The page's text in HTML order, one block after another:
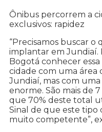
Ônibus percorrem a
exclusivos: rapidez
“Precisamos buscar
implantar em Jundiaí.
Bogotá conhecer
cidade com uma área
Jundiaí, mas com
enorme. São mais de
que 70% deste total
Sinal de que este tipo
muito competente”,